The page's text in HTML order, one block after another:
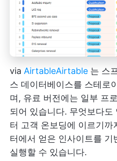
via AirtableAirtable 는 스
스 데이터베이스를 스테로
며, 유료 버전에는 일부 프
되어 있습니다. 무엇보다
터 고객 온보딩에 이르기까
터에서 얻은 인사이트를 기
실행할 수 있습니다.